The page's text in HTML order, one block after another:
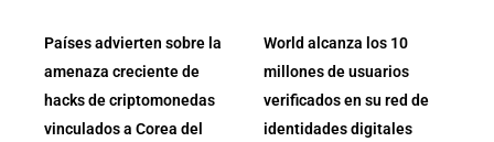
Países advierten sobre la
amenaza creciente de
hacks de criptomonedas
vinculados a Corea del
World alcanza los 10
millones de usuarios
verificados en su red de
identidades digitales